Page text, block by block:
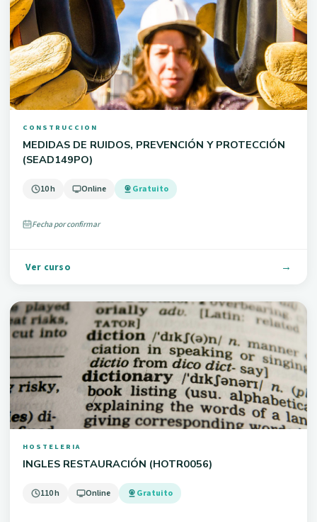
CONSTRUCCION
MEDIDAS DE RUIDOS, PREVENCIÓN Y PROTECCIÓN
(SEAD149PO)
10 h Online Gratuito
Fecha por confirmar
Ver curso
HOSTELERIA
INGLES RESTAURACIÓN (HOTR0056)
110 h Online Gratuito